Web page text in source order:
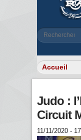
Rechercher
Judo :
Circuit
11/11/2020 -